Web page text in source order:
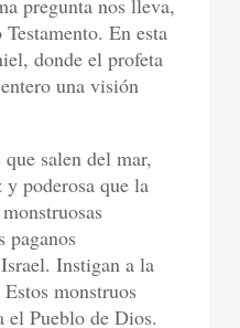
pregunta nos lleva,
En esta
donde el profeta
una visión
salen del mar,
y poderosa que la
paganos
Instigan a la
monstruos
el Pueblo de Dios.